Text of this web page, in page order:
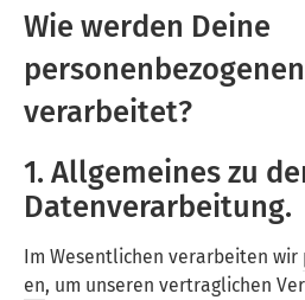
Wie werden Deine
verarbeitet?
1. Allgemeines zu
Datenverarbeitung.
Im Wesentlichen verarbeiten wir
en, um unseren vertraglichen